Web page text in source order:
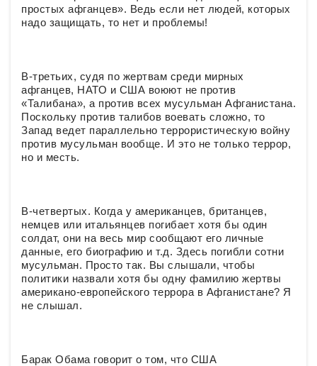
простых афганцев». Ведь если нет людей, которых
надо защищать, то нет и проблемы!
В-третьих, судя по жертвам среди мирных
афганцев, НАТО и США воюют не против
«Талибана», а против всех мусульман Афганистана.
Поскольку против талибов воевать сложно, то
Запад ведет параллельно террористическую войну
против мусульман вообще. И это не только террор,
но и месть.
В-четвертых. Когда у американцев, британцев,
немцев или итальянцев погибает хотя бы один
солдат, они на весь мир сообщают его личные
данные, его биографию и т.д. Здесь погибли сотни
мусульман. Просто так. Вы слышали, чтобы
политики назвали хотя бы одну фамилию жертвы
американо-европейского террора в Афганистане? Я
не слышал.
Барак Обама говорит о том, что США